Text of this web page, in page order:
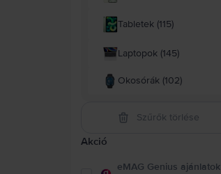
Tabletek (115)
Laptopok (145)
Okosórák (102)
Szűrők törlése
Akció
eMAG Genius ajánlatok